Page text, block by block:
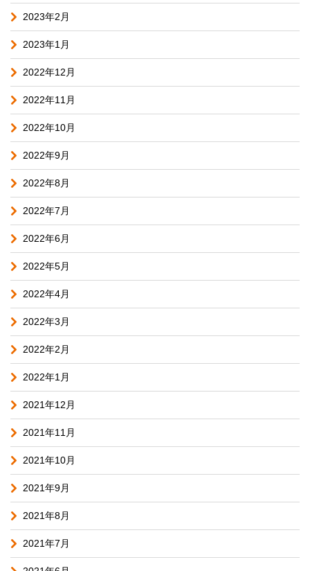
2023年2月
2023年1月
2022年12月
2022年11月
2022年10月
2022年9月
2022年8月
2022年7月
2022年6月
2022年5月
2022年4月
2022年3月
2022年2月
2022年1月
2021年12月
2021年11月
2021年10月
2021年9月
2021年8月
2021年7月